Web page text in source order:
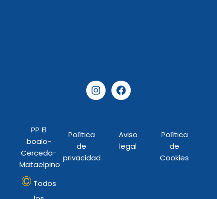
I
n
s
m
F
a
c
o
o
k
PP El
boalo-
Cerceda-
Mataelpino
© Todos
Política
de
privacidad
Aviso
legal
Política
de
Cookies